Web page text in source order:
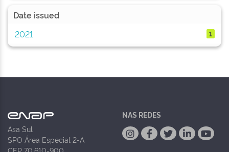
Date issued
2021
1
Asa Sul
SPO Área Especial 2-A
NAS REDES